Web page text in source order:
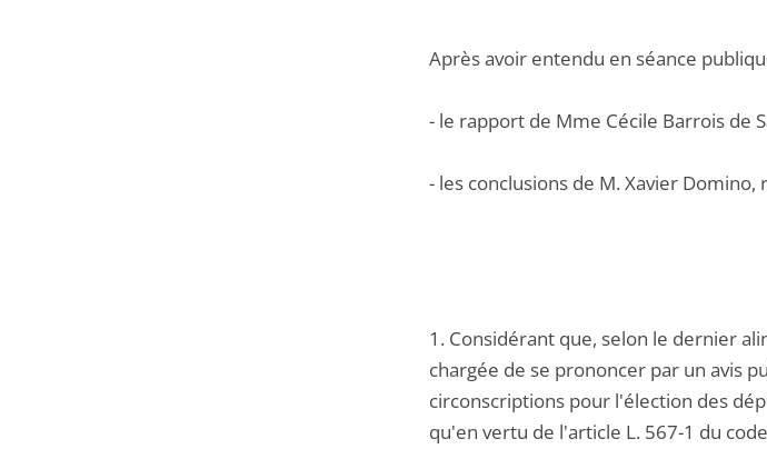
Après avoir entendu en séance
- le rapport de Mme Cécile Barrois de
- les conclusions de M. Xavier
1. Considérant que, selon le dernier
chargée de se prononcer par un avis
circonscriptions pour l'élection des
qu'en vertu de l'article L. 567-1 du